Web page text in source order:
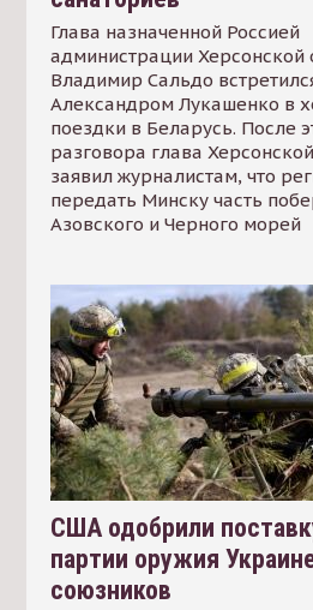
Глава назначенной Россией
администрации Херсонской
Владимир Сальдо
Александром Лукашенко в
поездки в Беларусь. После
разговора глава
заявил журналистам, что
передать Минску часть
Азовского и Черного морей
США одобрили
партии оружия
союзников